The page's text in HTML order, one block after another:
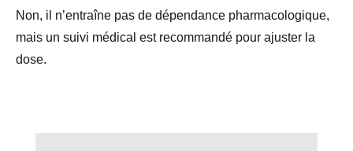
Non, il n’entraîne pas de dépendance pharmacologique,
mais un suivi médical est recommandé pour ajuster la
dose.